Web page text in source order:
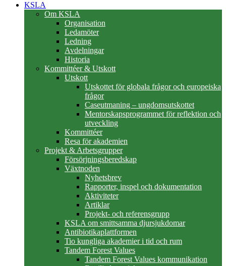
KSLA
Om KSLA
Organisation
Ledamöter
Ledning
Avdelningar
Historia
Kommittéer & Utskott
Utskott
Utskottet för globala frågor och europeiska
frågor
Caseutmaning – ungdomsutskottet
Mentorskapsprogrammet för reflektion och
utveckling
Kommittéer
Resa för akademien
Projekt & Arbetsgrupper
Försörjningsberedskap
Växtnoden
Nyhetsbrev
Rapporter, inspel och dokumentation
Aktiviteter
Artiklar
Projekt- och referensgrupp
KSLA om smittsamma djursjukdomar
Antibiotikaplattformen
Tio kungliga akademier i tid och rum
Tandem Forest Values
Tandem Forest Values kommunikation